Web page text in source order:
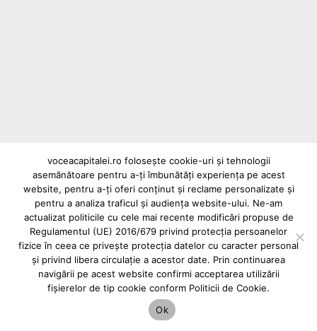
Reclame și advertoriale pe Vocea Capitalei
Powered byINFINITUS ADVERTISING
voceacapitalei.ro folosește cookie-uri și tehnologii
asemănătoare pentru a-ți îmbunătăți experiența pe acest
website, pentru a-ți oferi conținut și reclame personalizate și
pentru a analiza traficul și audiența website-ului. Ne-am
actualizat politicile cu cele mai recente modificări propuse de
Regulamentul (UE) 2016/679 privind protecția persoanelor
fizice în ceea ce privește protecția datelor cu caracter personal
și privind libera circulație a acestor date. Prin continuarea
navigării pe acest website confirmi acceptarea utilizării
fișierelor de tip cookie conform Politicii de Cookie.
Ok